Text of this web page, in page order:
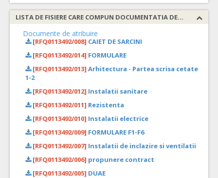
LISTA DE FISIERE CARE COMPUN DOCUMENTATIA DE ATRIBUIRE
Documente de atribuire
[RFQ0113492/008] CAIET DE SARCINI
[RFQ0113492/014] FORMULARE
[RFQ0113492/013] Arhitectura - Partea scrisa cetate
1-2
[RFQ0113492/012] Instalatii sanitare
[RFQ0113492/011] Rezistenta
[RFQ0113492/010] Instalatii electrice
[RFQ0113492/009] FORMULARE F1-F6
[RFQ0113492/007] Instalatii de inclazire si ventilatii
[RFQ0113492/006] propunere contract
[RFQ0113492/005] DUAE